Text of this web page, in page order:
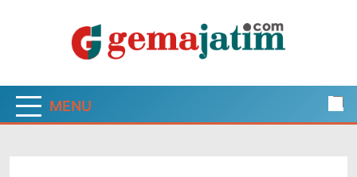
Gema Jatim
MENU